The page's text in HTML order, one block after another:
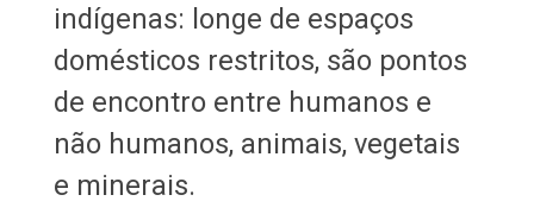
indígenas: longe de espaços
domésticos restritos, são pontos
de encontro entre humanos e
não humanos, animais, vegetais
e minerais.